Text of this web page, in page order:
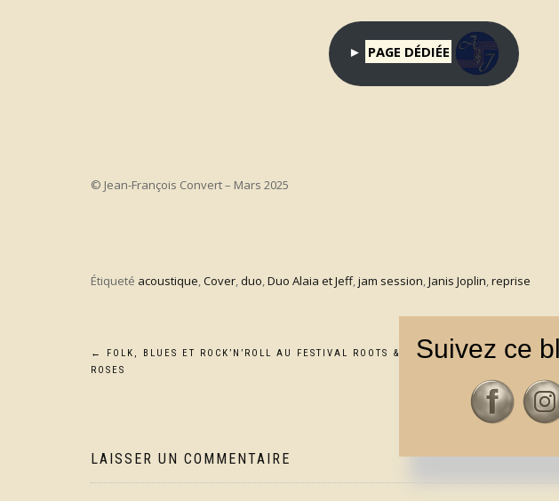
► PAGE DÉDIÉE
© Jean-François Convert – Mars 2025
Étiqueté acoustique,Cover,duo,Duo Alaia et Jeff,jam session,Janis Joplin,reprise
Navigation
←
FOLK, BLUES ET ROCK’N’ROLL AU FESTIVAL ROOTS &
ROSES
LAISSER UN COMMENTAIRE
Suivez ce